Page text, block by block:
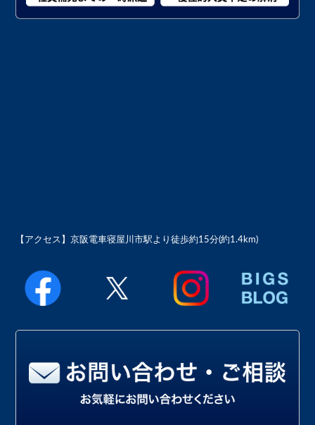
【アクセス】京阪電車寝屋川市駅より徒歩約15分(約1.4km)